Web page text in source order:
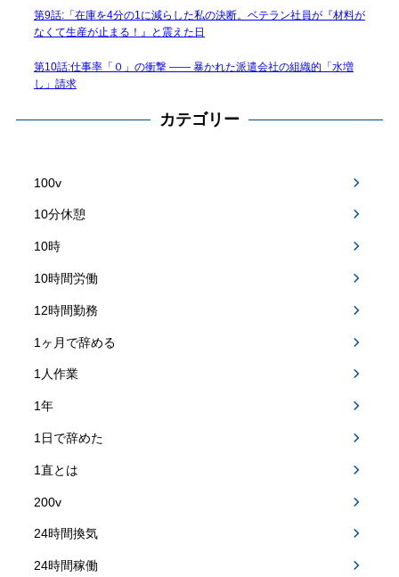
第9話:「在庫を4分の1に減らした私の決断。ベテラン社員が『材料が
なくて生産が止まる！』と震えた日
第10話:仕事率「０」の衝撃 —— 暴かれた派遣会社の組織的「水増
し」請求
カテゴリー
100v
10分休憩
10時
10時間労働
12時間勤務
1ヶ月で辞める
1人作業
1年
1日で辞めた
1直とは
200v
24時間換気
24時間稼働